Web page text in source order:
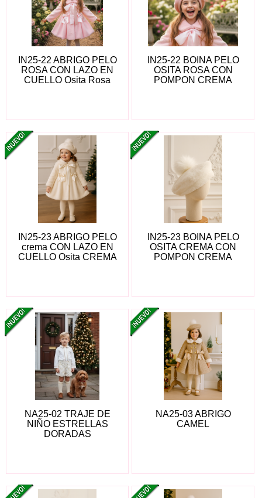
IN25-22 ABRIGO PELO
ROSA CON LAZO EN
CUELLO Osita Rosa
IN25-22 BOINA PELO
OSITA ROSA CON
POMPON CREMA
IN25-23 ABRIGO PELO
crema CON LAZO EN
CUELLO Osita CREMA
IN25-23 BOINA PELO
OSITA CREMA CON
POMPON CREMA
NA25-02 TRAJE DE
NIÑO ESTRELLAS
DORADAS
NA25-03 ABRIGO
CAMEL